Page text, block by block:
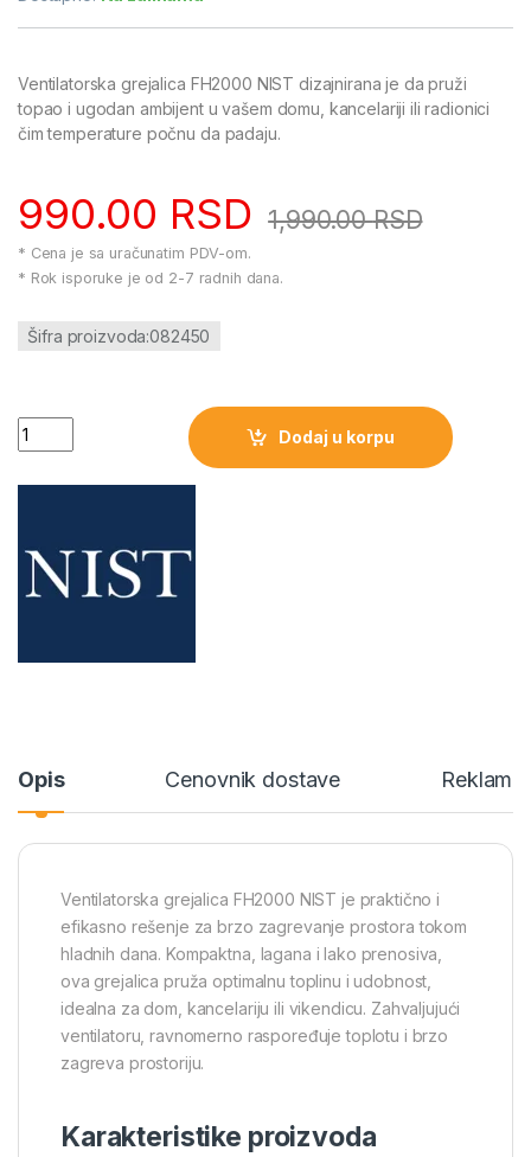
Ventilatorska grejalica FH2000 NIST dizajnirana je da pruži
topao i ugodan ambijent u vašem domu, kancelariji ili radionici
čim temperature počnu da padaju.
990.00 RSD 1,990.00RSD
* Cena je sa uračunatim PDV-om.
* Rok isporuke je od 2-7 radnih dana.
Šifra proizvoda:082450
Ventilatorska grejalica FH2000 NIST količina
Dodaj u korpu
Opis Cenovnik dostave
Ventilatorska grejalica FH2000 NIST je praktično i
efikasno rešenje za brzo zagrevanje prostora tokom
hladnih dana. Kompaktna, lagana i lako prenosiva,
ova grejalica pruža optimalnu toplinu i udobnost,
idealna za dom, kancelariju ili vikendicu. Zahvaljujući
ventilatoru, ravnomerno raspoređuje toplotu i brzo
zagreva prostoriju.
Karakteristike proizvoda